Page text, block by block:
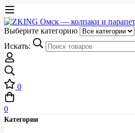
Выберите категорию
Искать:
0
0
Категории